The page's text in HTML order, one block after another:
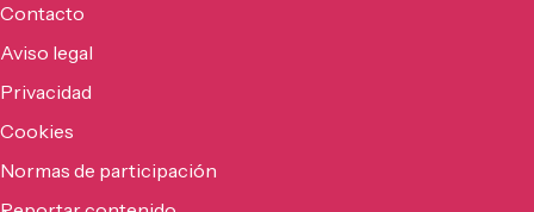
Contacto
Aviso legal
Privacidad
Cookies
Normas de participación